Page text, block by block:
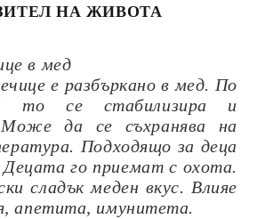
НА ЖИВОТА
в мед
е разбъркано в мед. По
то се стабилизира и
Може да се съхранява на
Подходящо за деца
Децата го приемат с охота.
сладък меден вкус. Влияе
апетита, имунитета.